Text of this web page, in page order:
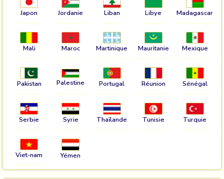
Japon Jordanie Liban Libye Madagascar
Mali Maroc Martinique Mauritanie Mexique
Pakistan Palestine Portugal Réunion Sénégal
Serbie Syrie Thaïlande Tunisie Turquie
Viet-nam Yémen